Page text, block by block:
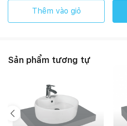
Thêm vào giỏ
Sản phẩm tương tự